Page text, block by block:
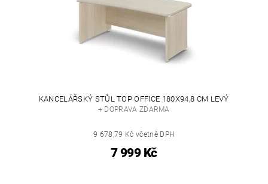
KANCELÁŘSKÝ STŮL TOP OFFICE 180X94,8 CM LEVÝ
+ DOPRAVA ZDARMA
9 678,79 Kč včetně DPH
7 999 Kč